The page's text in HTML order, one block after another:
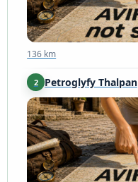
136 km
2 Petroglyfy Thalpan
151 km